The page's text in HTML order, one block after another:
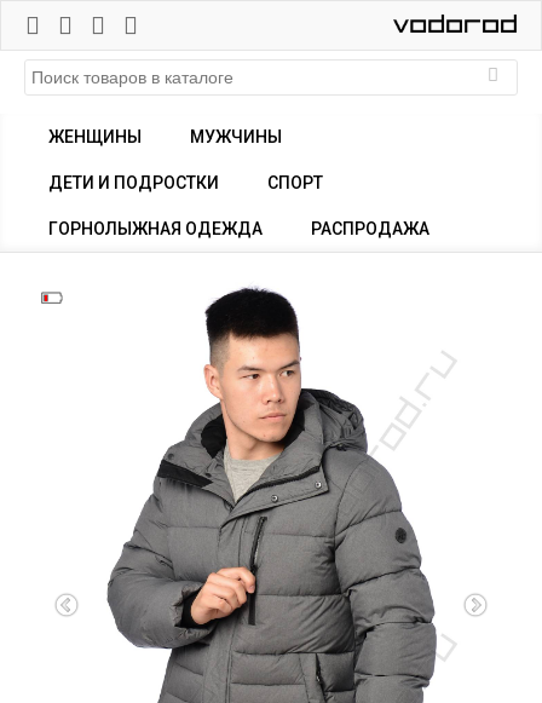
ЖЕНЩИНЫ МУЖЧИНЫ
ДЕТИ И ПОДРОСТКИ СПОРТ
ГОРНОЛЫЖНАЯ ОДЕЖДА РАСПРОДАЖА